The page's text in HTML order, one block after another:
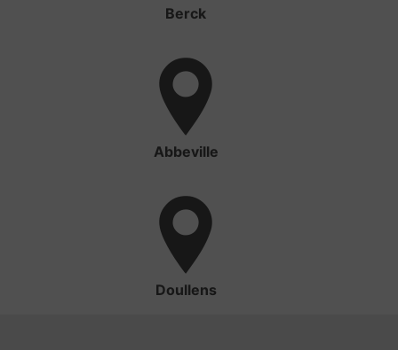
Berck
Abbeville
Doullens